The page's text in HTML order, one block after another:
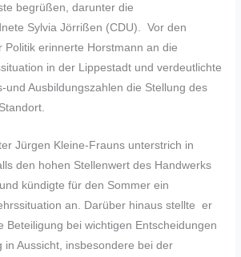
begrüßen, darunter die
Sylvia Jörrißen (CDU). Vor den
Politik erinnerte Horstmann an die
in der Lippestadt und verdeutlichte
und Ausbildungszahlen die Stellung des
Jürgen Kleine-Frauns unterstrich in
den hohen Stellenwert des Handwerks
kündigte für den Sommer ein
an. Darüber hinaus stellte er
Beteiligung bei wichtigen Entscheidungen
in Aussicht, insbesondere bei der